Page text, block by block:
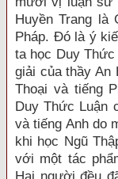
Huyền Trang
Pháp. Đó là ý
ta học Duy Thức
giải của thầy An
Thoại và tiếng
Duy Thức Luận
và tiếng Anh do
khi học Ngũ
với một tác